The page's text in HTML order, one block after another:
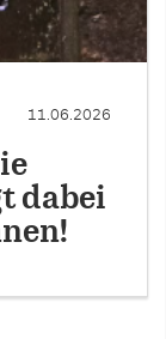
11.06.2026
dabei